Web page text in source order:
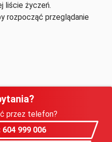
liście życzeń.
rozpocząć przeglądanie
przez telefon?
999 006